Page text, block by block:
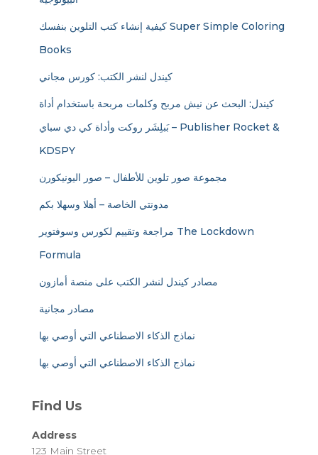
كيفية إنشاء كتب التلوين بنفسك Super Simple Coloring
Books
كيندل لنشر الكتب: كورس مجاني
كيندل: البحث عن نيش مربح وكلمات مربحة باستخدام أداة
بَبلِشَر روكت وأداة كي دي سباي – Publisher Rocket &
KDSPY
مجموعة صور تلوين للأطفال – صور اليونيكورن
مدونتي الخاصة – أهلا وسهلا بكم
مراجعة وتقييم لكورس وسوفتوير The Lockdown
Formula
مصادر كيندل لنشر الكتب على منصة أمازون
مصادر مجانية
نماذج الذكاء الاصطناعي التي أوصي بها
نماذج الذكاء الاصطناعي التي أوصي بها
Find Us
Address
123 Main Street